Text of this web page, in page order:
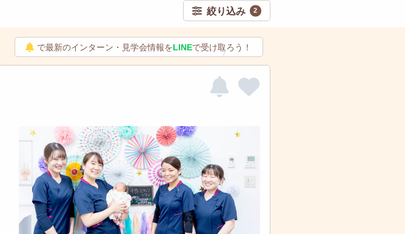
絞り込み 2
で最新のインターン・見学会情報をLINEで受け取ろう！